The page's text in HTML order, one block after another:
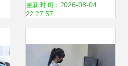
再创佳绩，稳健通
更新时间：2026-08-04
22:27:57